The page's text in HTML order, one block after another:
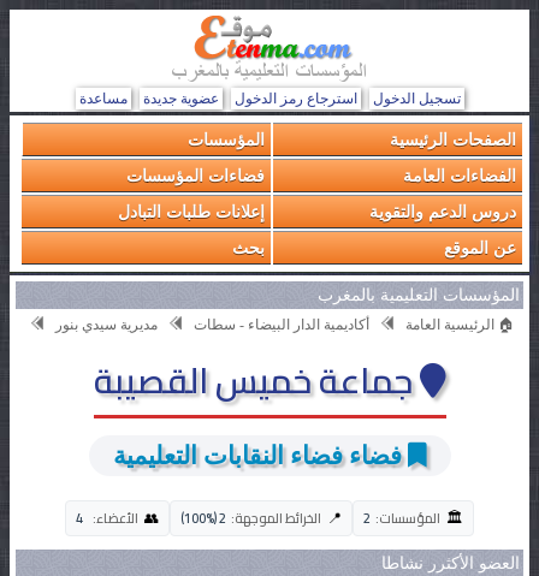
تسجيل الدخول استرجاع رمز الدخول عضوية جديدة مساعدة
الصفحات الرئيسية
المؤسسات
الفضاءات العامة
فضاءات المؤسسات
دروس الدعم والتقوية
إعلانات طلبات التبادل
عن الموقع
بحث
المؤسسات التعليمية بالمغرب
🏠 الرئيسية العامة أكاديمية الدار البيضاء - سطات مديرية سيدي بنور
جماعة خميس القصيبة
فضاء فضاء النقابات التعليمية
🏛️ المؤسسات: 2
📍 الخرائط الموجهة: 2 (100%)
👥 الأعضاء: 4
العضو الأكثرر نشاطا